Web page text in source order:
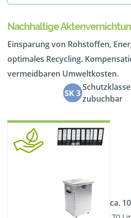
Nachhaltige
Einsparung von Rohstoffen,
optimales Recycling.
vermeidbaren Umweltkosten.
zubuchbar
ca.